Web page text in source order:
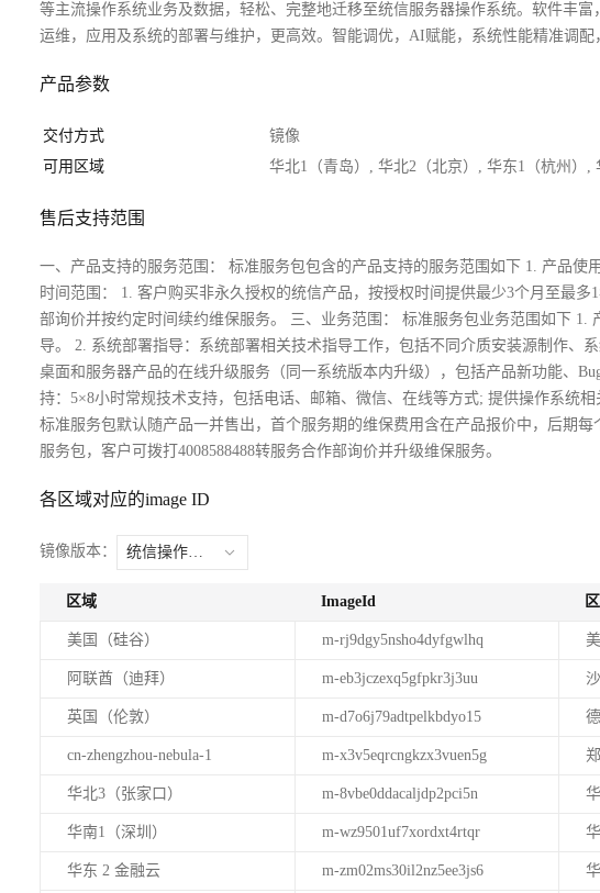
等主流操作系统业务及数据，轻松、完整地迁移至统信服务器操作系统。软件丰
运维，应用及系统的部署与维护，更高效。智能调优，AI赋能，系统性能精准调配
产品参数
交付方式
镜像
可用区域
华北1（青岛）, 华北2（北京）, 华东1（杭州）,
售后支持范围
一、产品支持的服务范围： 标准服务包包含的产品支持的服务范围如下 1. 产品使
时间范围： 1. 客户购买非永久授权的统信产品，按授权时间提供最少3个月至最多
部询价并按约定时间续约维保服务。 三、业务范围： 标准服务包业务范围如下
导。 2. 系统部署指导：系统部署相关技术指导工作，包括不同介质安装源制作、
桌面和服务器产品的在线升级服务（同一系统版本内升级），包括产品新功能、
持：5×8小时常规技术支持，包括电话、邮箱、微信、在线等方式; 提供操作系统
标准服务包默认随产品一并售出，首个服务期的维保费用含在产品报价中，后期
服务包，客户可拨打4008588488转服务合作部询价并升级维保服务。
各区域对应的image ID
镜像版本： 统信操作系统V20（1050u1a）
区域 ImageId
美国（硅谷） m-rj9dgy5nsho4dyfgwlhq
阿联酋（迪拜） m-eb3jczexq5gfpkr3j3uu
英国（伦敦） m-d7o6j79adtpelkbdyo15
cn-zhengzhou-nebula-1 m-x3v5eqrcngkzx3vuen5g
华北3（张家口） m-8vbe0ddacaljdp2pci5n
华南1（深圳） m-wz9501uf7xordxt4rtqr
华东 2 金融云 m-zm02ms30il2nz5ee3js6